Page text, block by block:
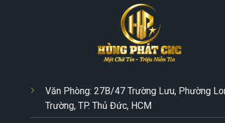
Văn Phòng: 27B/47 Trường Lưu, Phường
Trường, TP. Thủ Đức, HCM